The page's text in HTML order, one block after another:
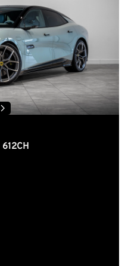
612CH